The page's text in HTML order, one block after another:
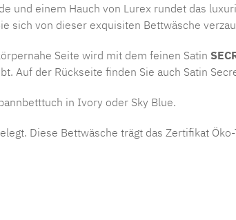
und einem Hauch von Lurex rundet das
sich von dieser exquisiten Bettwäsche
Seite wird mit dem feinen Satin
Auf der Rückseite finden Sie auch Satin
in Ivory oder Sky Blue.
Diese Bettwäsche trägt das Zertifikat